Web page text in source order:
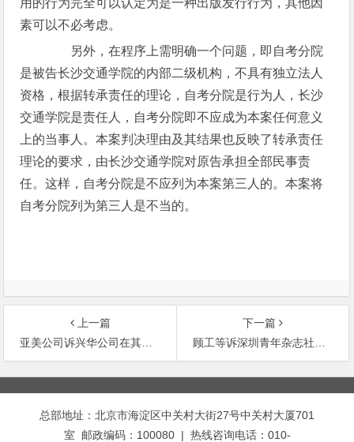
用的行为完全可以认定为是一种出版发行行为，其他因
素可以不必考虑。
另外，在程序上需明确一个问题，即自考分院
是被告长沙交通学院的内部二级机构，不具有独立法人
资格，根据转承责任的理论，自考分院是行为人，长沙
交通学院是责任人，自考分院即不应成为本案任何意义
上的当事人。本案判决理由及其结果也反映了转承责任
理论的要求，由长沙交通学院对原告承担全部民事责
任。这样，自考分院是不应列为本案第三人的。本案将
自考分院列为第三人是不当的。
上一篇
亚美公司诉兴华公司在其被许可使用商标的使用期限内受让同一商标无效案
下一篇
顾工等诉深圳青年杂志社等超越版权交易代理委托权限侵权案
文
章
总部地址：北京市海淀区中关村大街27号中关村大厦701
室 邮政编码：100080 | 热线咨询电话：010-